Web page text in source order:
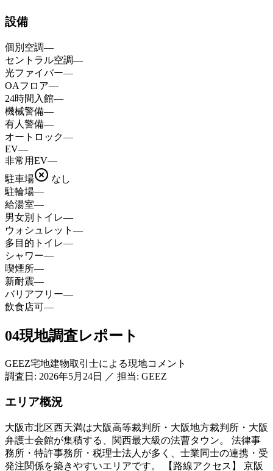
設備
個別空調—
セントラル空調—
光ファイバー—
OAフロア—
24時間入館—
機械警備—
有人警備—
オートロック—
EV—
非常用EV—
駐車場
なし
駐輪場—
給湯室—
男女別トイレ—
ウォシュレット —
多目的トイレ—
シャワー—
喫煙所—
新耐震—
バリアフリー—
飲食店可—
04現地調査レポート
GEEZ宅地建物取引士による現地コメント
調査日: 2026年5月24日 ／ 担当: GEEZ
エリア概況
大阪市北区西天満は大阪高等裁判所・大阪地方裁判所・大阪
弁護士会館が集積する、関西最大級の法曹タウン。 法律事
務所・特許事務所・税理士法人が多く、士業同士の連携・受
発注関係を築きやすいエリアです。 【路線アクセス】 京阪